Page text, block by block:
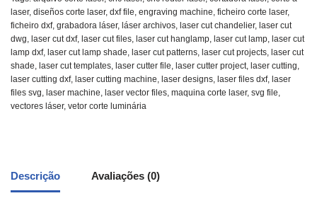
laser, diseños corte laser, dxf file engraving machine ficheiro corte laser,
ficheiro dxf, grabadora láser, láser archivos laser cut chandelier, laser cut
dwg laser cut dxf, laser cut files laser cut hanglamp laser cut lamp laser cut
lamp dxf, laser cut lamp shade laser cut patterns laser cut projects laser cut
shade laser cut templates laser cutter file laser cutter project laser cutting
laser cutting dxf, laser cutting machine laser designs laser files dxf, laser
files svg laser machine laser vector files maquina corte laser, svg file
vectores láser, vetor corte luminária
Descrição Avaliações (0)